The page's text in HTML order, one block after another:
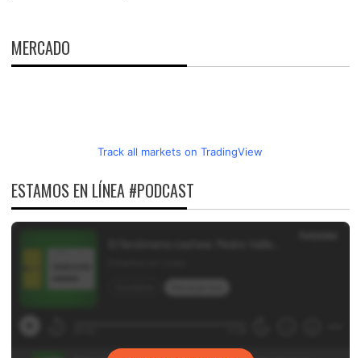
MERCADO
Track all markets on TradingView
ESTAMOS EN LÍNEA #PODCAST